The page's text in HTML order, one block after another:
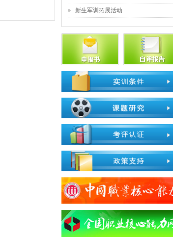
新生军训拓展活动